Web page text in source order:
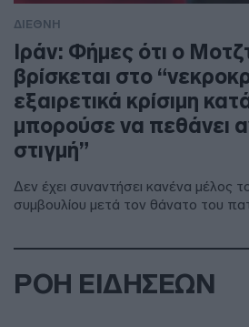
ΔΙΕΘΝΗ
Ιράν: Φήμες ότι ο
βρίσκεται στο
εξαιρετικά κρίσιμη
μπορούσε να πεθάνει
στιγμή”
Δεν έχει συναντήσει κανένα μέλος
συμβουλίου μετά τον θάνατο του
ΡΟΗ ΕΙΔΗΣΕΩΝ